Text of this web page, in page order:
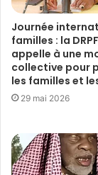
Journée
familles : la
appelle à une
collective pour
les familles et
29 mai 2026